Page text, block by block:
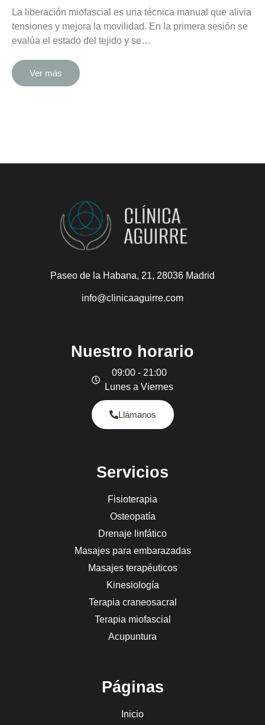
La liberación miofascial es una técnica manual que alivia
tensiones y mejora la movilidad. En la primera sesión se
evalúa el estado del tejido y se…
Ver más
Paseo de la Habana, 21, 28036 Madrid
info@clinicaaguirre.com
Nuestro horario
09:00 - 21:00
Lunes a Viernes
Llámanos
Servicios
Fisioterapia
Osteopatía
Drenaje linfático
Masajes para embarazadas
Masajes terapéuticos
Kinesiología
Terapia craneosacral
Terapia miofascial
Acupuntura
Páginas
Inicio